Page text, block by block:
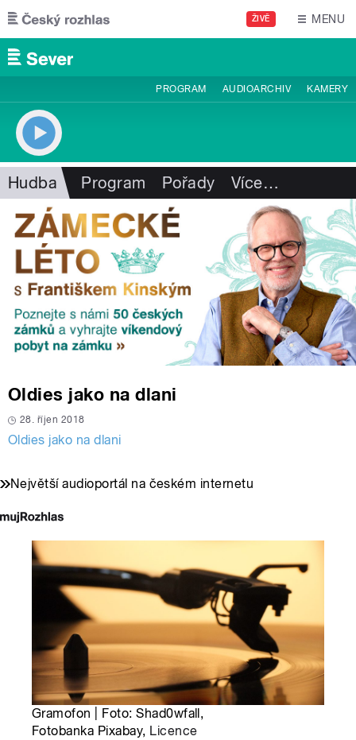
Přejít k hlavnímu obsahu
ŽIVĚ MENU
PROGRAM AUDIOARCHIV KAMERY
Hudba Program Pořady Více…
Oldies jako na dlani
28. říjen 2018
Oldies jako na dlani
Největší audioportál na českém internetu
Gramofon | Foto: Shad0wfall,
Fotobanka Pixabay, Licence